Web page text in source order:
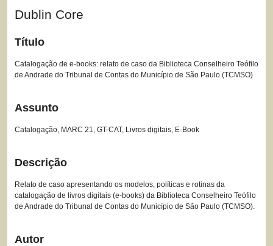
Dublin Core
Título
Catalogação de e-books: relato de caso da Biblioteca Conselheiro Teófilo
de Andrade do Tribunal de Contas do Município de São Paulo (TCMSO)
Assunto
Catalogação, MARC 21, GT-CAT, Livros digitais, E-Book
Descrição
Relato de caso apresentando os modelos, políticas e rotinas da
catalogação de livros digitais (e-books) da Biblioteca Conselheiro Teófilo
de Andrade do Tribunal de Contas do Município de São Paulo (TCMSO).
Autor